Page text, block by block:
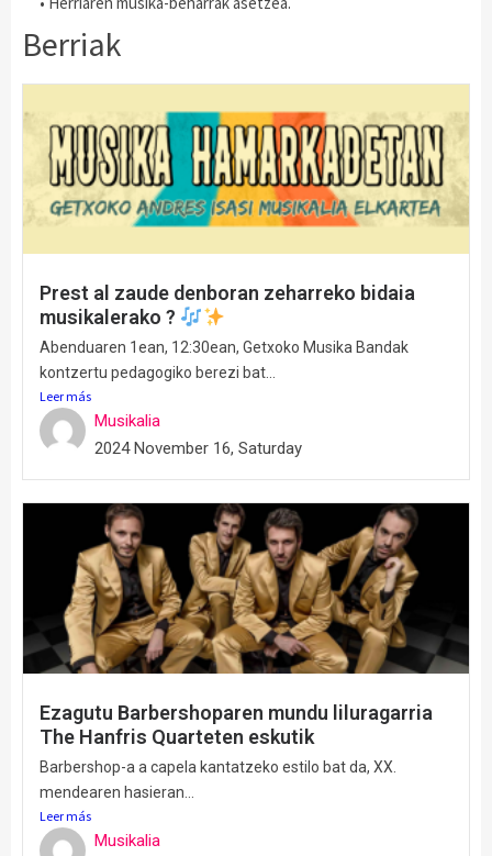
Berriak
Prest al zaude denboran zeharreko bidaia
musikalerako ?
Abenduaren 1ean, 12:30ean, Getxoko Musika Bandak
kontzertu pedagogiko berezi bat...
Leer más
Musikalia
2024 November 16, Saturday
Ezagutu Barbershoparen mundu liluragarria
The Hanfris Quarteten eskutik
Barbershop-a a capela kantatzeko estilo bat da, XX.
mendearen hasieran...
Leer más
Musikalia